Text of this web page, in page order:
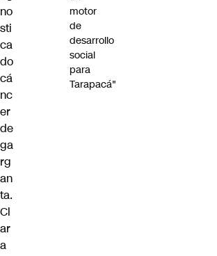
no
sti
ca
do
cá
nc
er
de
ga
rg
an
ta.
Cl
ar
a
motor
de
desarrollo
social
para
Tarapacá"